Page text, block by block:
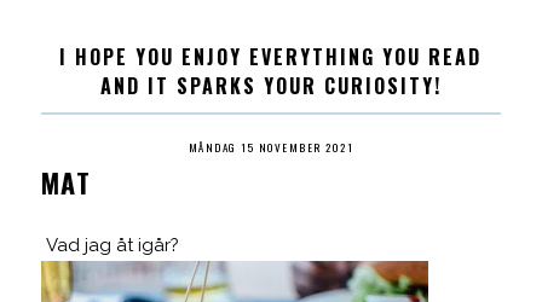
I HOPE YOU ENJOY EVERYTHING YOU READ
AND IT SPARKS YOUR CURIOSITY!
MÅNDAG 15 NOVEMBER 2021
MAT
Vad jag åt igår?